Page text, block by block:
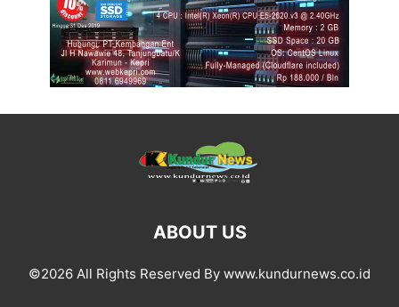
ABOUT US
©2026 All Rights Reserved By www.kundurnews.co.id